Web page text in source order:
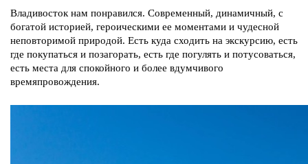
Владивосток нам понравился. Современный, динамичный, с
богатой историей, героическими ее моментами и чудесной
неповторимой природой. Есть куда сходить на экскурсию, есть
где покупаться и позагорать, есть где погулять и потусоваться,
есть места для спокойного и более вдумчивого
времяпровождения.